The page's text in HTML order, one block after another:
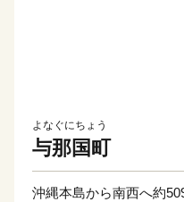
よなぐにちょう
与那国町
沖縄本島から南西へ約